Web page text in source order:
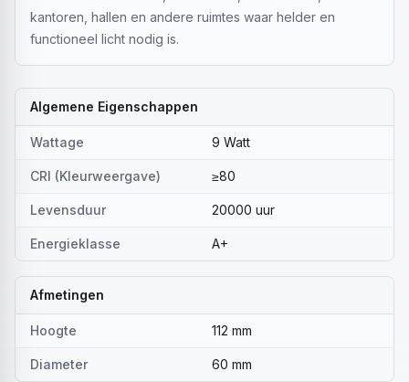
kantoren, hallen en andere ruimtes waar helder en
functioneel licht nodig is.
Algemene Eigenschappen
Wattage 9 Watt
CRI (Kleurweergave) ≥80
Levensduur 20000 uur
Energieklasse A+
Afmetingen
Hoogte 112 mm
Diameter 60 mm